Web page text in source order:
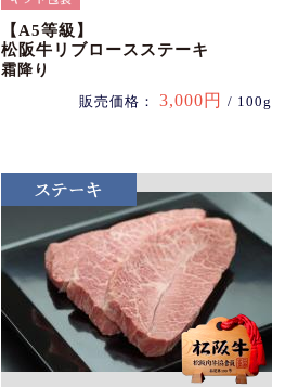
【A5等級】
松阪牛リブロースステーキ
霜降り
販売価格： 3,000円 / 100g